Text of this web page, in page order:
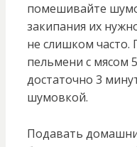
помешивайте
закипания их
не слишком часто.
пельмени с мясом
достаточно 3
шумовкой.
Подавать